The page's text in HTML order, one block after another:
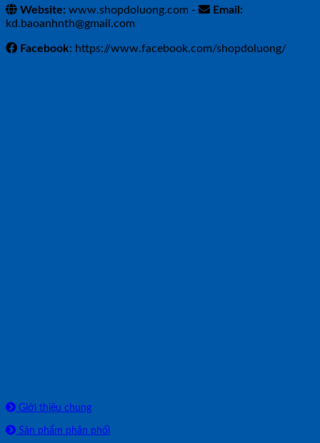
Website: www.shopdoluong.com -
Email:
kd.baoanhnth@gmail.com
Facebook: https://www.facebook.com/shopdoluong/
Giới thiệu chung
Sản phẩm phân phối